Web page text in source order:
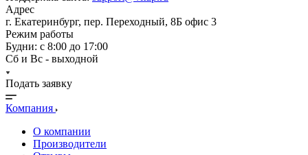
Адрес
г. Екатеринбург, пер. Переходный, 8Б офис 3
Режим работы
Будни: с 8:00 до 17:00
Сб и Вс - выходной
Подать заявку
Компания
О компании
Производители